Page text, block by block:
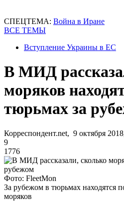
СПЕЦТЕМА: Война в Иране
ВСЕ ТЕМЫ
Вступление Украины в ЕС
В МИД
моряков
тюрьмах за
Корреспондент.net, 9 октября
9
1776
Фото: FleetMon
За рубежом в тюрьмах находятся
моряков